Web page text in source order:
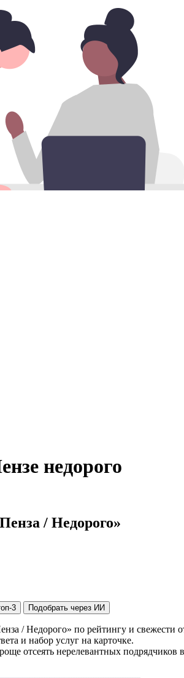
недорого
/ Недорого»
3 Подобрать через ИИ
/ Недорого» по рейтингу и свежести
и набор услуг на карточке.
отсеять нерелевантных подрядчиков